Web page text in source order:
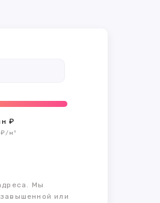
₽
₽/м²
Мы
или